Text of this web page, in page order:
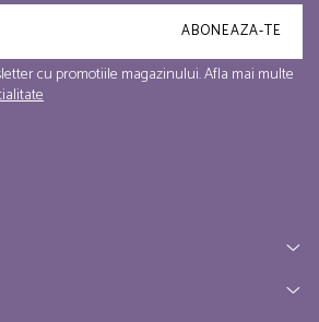
cu promotiile magazinului. Afla mai multe